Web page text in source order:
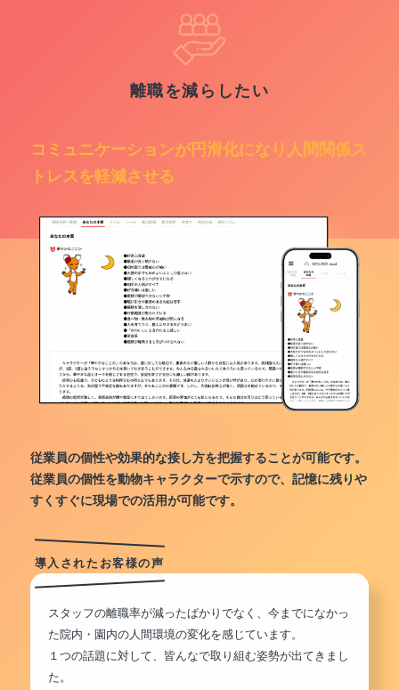
離職を減らしたい
コミュニケーションが円滑化になり人間関係ス
トレスを軽減させる
従業員の個性や効果的な接し方を把握することが可能です。
従業員の個性を動物キャラクターで示すので、記憶に残りや
すくすぐに現場での活用が可能です。
導入されたお客様の声
スタッフの離職率が減ったばかりでなく、今までになかっ
た院内・園内の人間環境の変化を感じています。
１つの話題に対して、皆んなで取り組む姿勢が出てきまし
た。